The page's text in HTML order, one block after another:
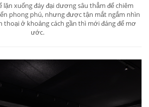
lặn xuống đáy đại dương sâu thẳm để chiêm
phong phú, nhưng được tận mắt ngắm nhìn
thoại ở khoảng cách gần thì mới đáng để mơ
ước.